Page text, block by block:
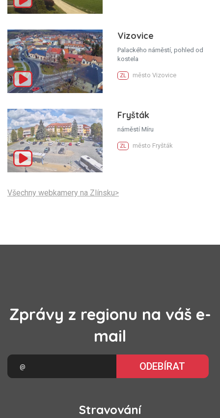
Vizovice
Palackého náměstí, pohled od
kostela
ZL město Vizovice
Fryšták
náměstí Míru
ZL město Fryšták
Všechny webkamery na Zlínsku>
Zprávy z regionu na váš e-
mail
ODEBÍRAT
Stravování